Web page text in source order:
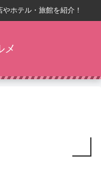
ホテル・旅館を紹介！
メ